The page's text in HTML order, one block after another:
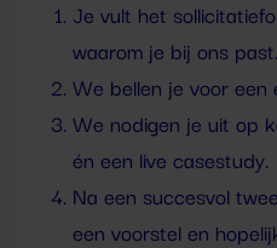
Je vult het
waarom je bij ons past.
We bellen je voor een
We nodigen je uit op
én een live casestudy.
Na een succesvol
een voorstel en